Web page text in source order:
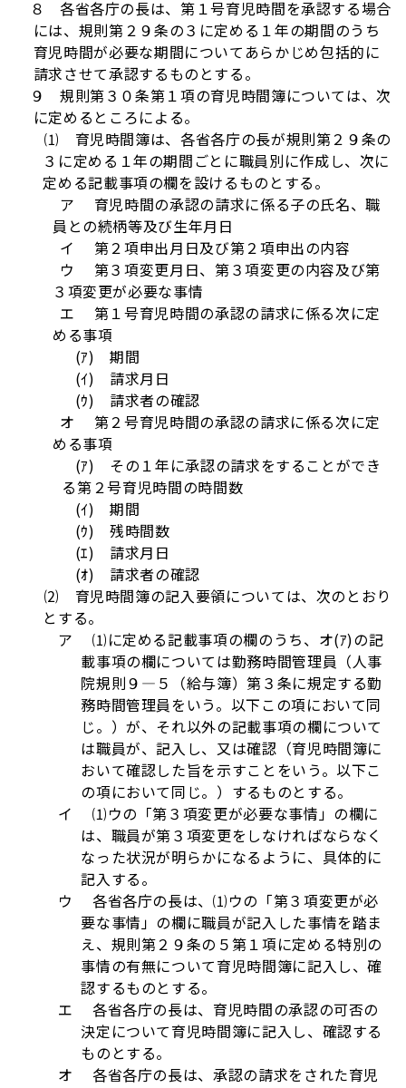
８ 各省各庁の長は、第１号育児時間を承認する場合
には、規則第２９条の３に定める１年の期間のうち
育児時間が必要な期間についてあらかじめ包括的に
請求させて承認するものとする。
９ 規則第３０条第１項の育児時間簿については、次
に定めるところによる。
⑴ 育児時間簿は、各省各庁の長が規則第２９条の
３に定める１年の期間ごとに職員別に作成し、次に
定める記載事項の欄を設けるものとする。
ア 育児時間の承認の請求に係る子の氏名、職
員との続柄等及び生年月日
イ 第２項申出月日及び第２項申出の内容
ウ 第３項変更月日、第３項変更の内容及び第
３項変更が必要な事情
エ 第１号育児時間の承認の請求に係る次に定
める事項
(ｱ) 期間
(ｲ) 請求月日
(ｳ) 請求者の確認
オ 第２号育児時間の承認の請求に係る次に定
める事項
(ｱ) その１年に承認の請求をすることができ
る第２号育児時間の時間数
(ｲ) 期間
(ｳ) 残時間数
(ｴ) 請求月日
(ｵ) 請求者の確認
⑵ 育児時間簿の記入要領については、次のとおり
とする。
ア ⑴に定める記載事項の欄のうち、オ(ｱ)の記
載事項の欄については勤務時間管理員（人事
院規則９―５（給与簿）第３条に規定する勤
務時間管理員をいう。以下この項において同
じ。）が、それ以外の記載事項の欄について
は職員が、記入し、又は確認（育児時間簿に
おいて確認した旨を示すことをいう。以下こ
の項において同じ。）するものとする。
イ ⑴ウの「第３項変更が必要な事情」の欄に
は、職員が第３項変更をしなければならなく
なった状況が明らかになるように、具体的に
記入する。
ウ 各省各庁の長は、⑴ウの「第３項変更が必
要な事情」の欄に職員が記入した事情を踏ま
え、規則第２９条の５第１項に定める特別の
事情の有無について育児時間簿に記入し、確
認するものとする。
エ 各省各庁の長は、育児時間の承認の可否の
決定について育児時間簿に記入し、確認する
ものとする。
オ 各省各庁の長は、承認の請求をされた育児